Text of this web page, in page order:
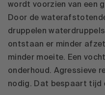
wordt voorzien van een
Door de
druppelen
ontstaan er minder
minder moeite. Een
onderhoud. Agressieve
nodig. Dat bespaart tijd